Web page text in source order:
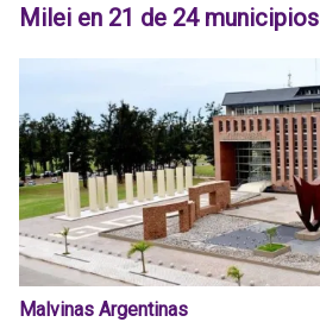
Milei en 21 de 24 municipios
Malvinas Argentinas